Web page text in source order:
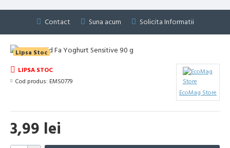
Contact Suna acum Solicita Informatii
Lipsa Stoc
3,99 lei
LIPSA STOC
Cod produs: EMS0779
EcoMag Store